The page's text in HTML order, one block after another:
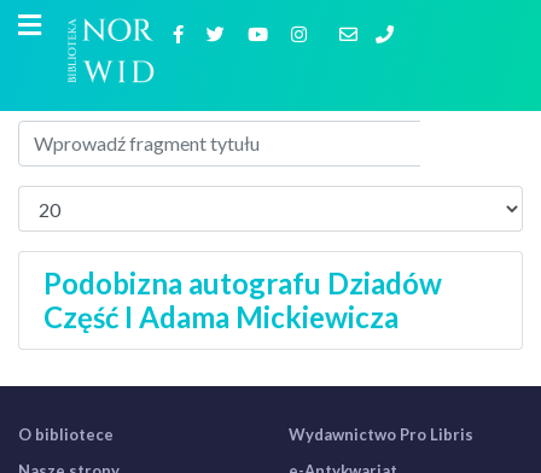
Podobizna autografu Dziadów
Część I Adama Mickiewicza
O bibliotece
Wydawnictwo Pro Libris